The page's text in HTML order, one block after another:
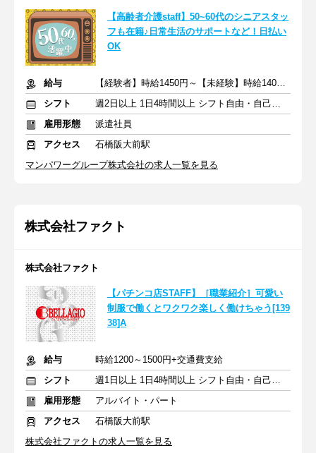
【高齢者介護staff】50~60代のシニアスタッ
フも在籍♪日常生活のサポートなど！日払い
OK
給与
【経験者】時給1450円～【未経験】時給1400円～ ※交通費全額
シフト
週2日以上 1日4時間以上 シフト自由・自己申告
雇用形態
派遣社員
アクセス
石橋阪大前駅
マンパワーグループ株式会社の求人一覧を見る
株式会社ファクト
株式会社ファクト
【パチンコ店STAFF】［職業紹介］可愛い
制服で働くとワクワク楽しく働けちゃう[139
38]A
給与
時給1200～1500円+交通費支給
シフト
週1日以上 1日4時間以上 シフト自由・自己申告
雇用形態
アルバイト・パート
アクセス
石橋阪大前駅
株式会社ファクトの求人一覧を見る